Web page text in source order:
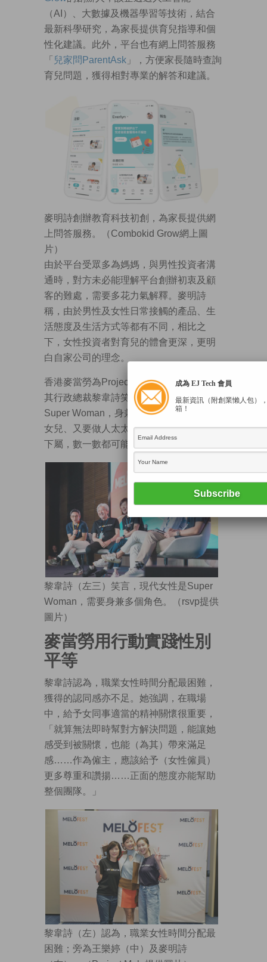
（AI）、大數據及機器學習等技術，結合
最新科學研究，為家長提供育兒指導和個
性化建議。此外，平台也有網上問答服務
「 兒家問ParentAsk 」，方便家長隨時查詢
育兒問題，獲得相對專業的解答和建議。
麥明詩創辦教育科技初創，為家長提供網
上問答服務。（Combokid Grow網上圖
片）
由於平台受眾多為媽媽，與男性投資者溝
通時，對方未必能理解平台創辦初衷及顧
客的難處，需要多花力氣解釋。麥明詩
稱，由於男性及女性日常接觸的產品、生
活態度及生活方式等都有不同，相比之
下，女性投資者對育兒的體會更深，更明
白自家公司的理念。
香港麥當勞為Project Melo支持機構之一，
其行政總裁黎韋詩笑言，「現代女性是
Super Woman，身兼多個角色，又要做人
女兒、又要做人太太……還要做上司或者
下屬，數一數都可能有8個崗位。」
黎韋詩（左三）笑言，現代女性是Super
Woman，需要身兼多個角色。（rsvp提供
圖片）
麥當勞用行動實踐性別
平等
黎韋詩認為，職業女性時間分配最困難，
獲得的認同感亦不足。她強調，在職場
中，給予女同事適當的精神關懷很重要，
「就算無法即時幫對方解決問題，能讓她
感受到被關懷，也能（為其）帶來滿足
感……作為僱主，應該給予（女性僱員）
更多尊重和讚揚……正面的態度亦能幫助
整個團隊。」
黎韋詩（左）認為，職業女性時間分配最
困難；旁為王樂婷（中）及麥明詩
成為 EJ Tech 會員
最新資訊（附創業懶人包）
箱！